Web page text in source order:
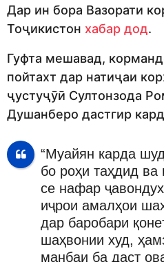
Дар ин бора Вазорати
Тоҷикистон хабар дод.
Гуфта мешавад,
пойтахт дар натиҷаи
ҷустуҷӯӣ Султонзода
Душанберо дастгир
“Муайян карда
бо роҳи таҳдид ва
се нафар
иҷрои амалҳои
дар баробари
шаҳвонии худ,
манбаи ба даст